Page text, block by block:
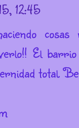
12:45
cosas
El
total.